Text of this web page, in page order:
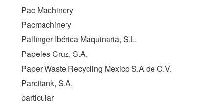
Pac Machinery
Pacmachinery
Palfinger Ibérica Maquinaria, S.L.
Papeles Cruz, S.A.
Paper Waste Recycling Mexico S.A de C.V.
Parcitank, S.A.
particular